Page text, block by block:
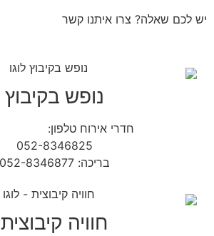
יש לכם שאלה? צרו איתנו קשר
נופש בקיבוץ
חדרי אירוח טלפון:
052-8346825
בריכה: 052-8346877
חוויה קיבוצית